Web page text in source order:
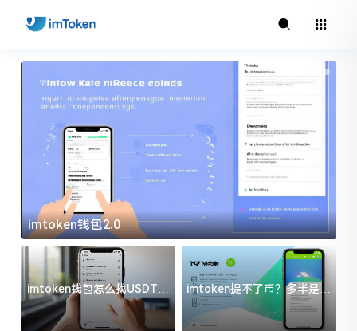
imtoken钱包2.0
imtoken钱包怎么找USDT地
址？三步搞定不踩坑
imtoken提不了币？多半是这
几件事没处理好